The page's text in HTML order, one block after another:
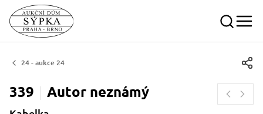
24 - aukce 24
339 Autor neznámý